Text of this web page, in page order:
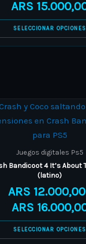
ARS
SELECCIONAR OPCIONES
may
be
chosen
page
Juegos digitales Ps5
Bandicoot 4 It’s About
(latino)
ARS 12.000,00
ARS
SELECCIONAR OPCIONES
This
product
has
multiple
variants.
The
options
may
be
chosen